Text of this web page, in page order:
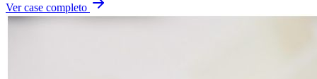
Ver case completo